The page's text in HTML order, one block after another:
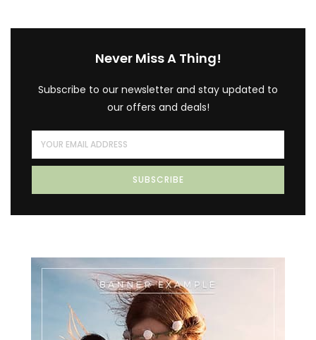
Never Miss A Thing!
Subscribe to our newsletter and stay updated to
our offers and deals!